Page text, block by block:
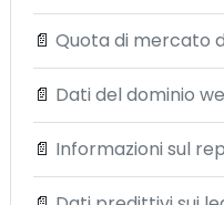
📄 Quota di mercato
📄 Dati del dominio
📄 Informazioni sul